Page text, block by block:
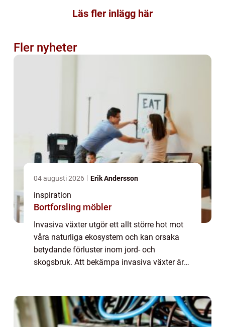
Läs fler inlägg här
Fler nyheter
04 augusti 2026 Erik Andersson
inspiration
Bortforsling möbler
Invasiva växter utgör ett allt större hot mot
våra naturliga ekosystem och kan orsaka
betydande förluster inom jord- och
skogsbruk. Att bekämpa invasiva växter är